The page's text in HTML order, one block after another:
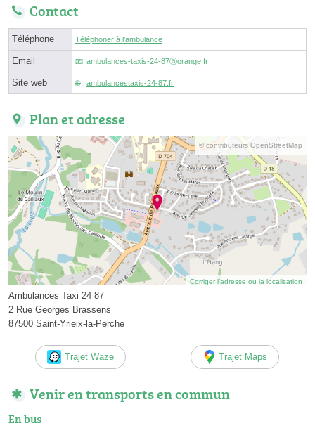
Contact
Téléphone Téléphoner à l'ambulance
Email ambulances-taxis-24-87ⓐorange.fr
Site web ambulancestaxis-24-87.fr
Plan et adresse
© contributeurs OpenStreetMap
Corriger l’adresse ou la localisation
Ambulances Taxi 24 87
2 Rue Georges Brassens
87500 Saint-Yrieix-la-Perche
Trajet Waze Trajet Maps
Venir en transports en commun
En bus